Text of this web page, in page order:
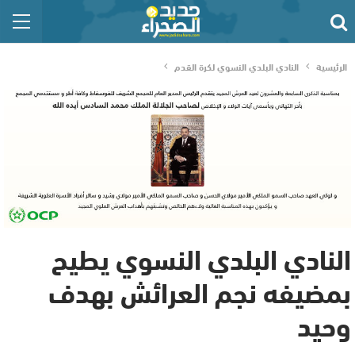
الرئيسية النادي البلدي النسوي لكرة القدم
النادي البلدي النسوي يطيح
بمضيفه نجم العرائش بهدف
وحيد